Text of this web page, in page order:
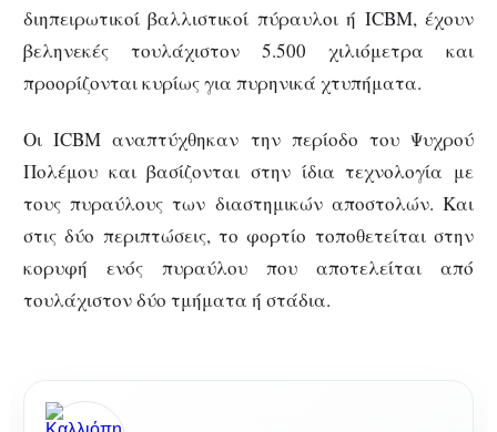
διηπειρωτικοί βαλλιστικοί πύραυλοι ή ICBM, έχουν
βεληνεκές τουλάχιστον 5.500 χιλιόμετρα και
προορίζονται κυρίως για πυρηνικά χτυπήματα.
Οι ICBM αναπτύχθηκαν την περίοδο του Ψυχρού
Πολέμου και βασίζονται στην ίδια τεχνολογία με
τους πυραύλους των διαστημικών αποστολών. Και
στις δύο περιπτώσεις, το φορτίο τοποθετείται στην
κορυφή ενός πυραύλου που αποτελείται από
τουλάχιστον δύο τμήματα ή στάδια.